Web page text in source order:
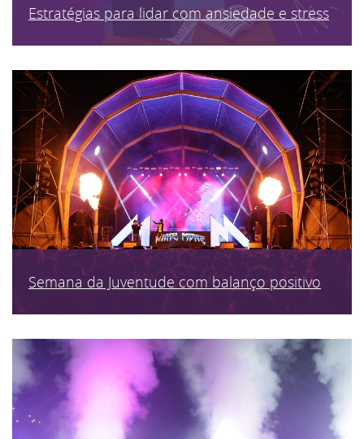
Estratégias para lidar com ansiedade e stress
Semana da Juventude com balanço positivo